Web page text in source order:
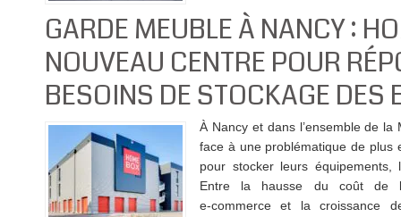
GARDE MEUBLE À NANCY :
NOUVEAU CENTRE POUR
BESOINS DE STOCKAGE DES
À Nancy et dans l’ensemble de
face à une problématique de plus
pour stocker leurs
Entre la hausse du coût de
e‑commerce et la croissance